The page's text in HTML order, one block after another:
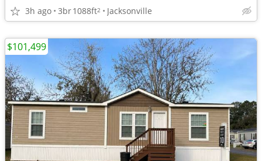
3h ago 3br1088ft2 Jacksonville
$101,499